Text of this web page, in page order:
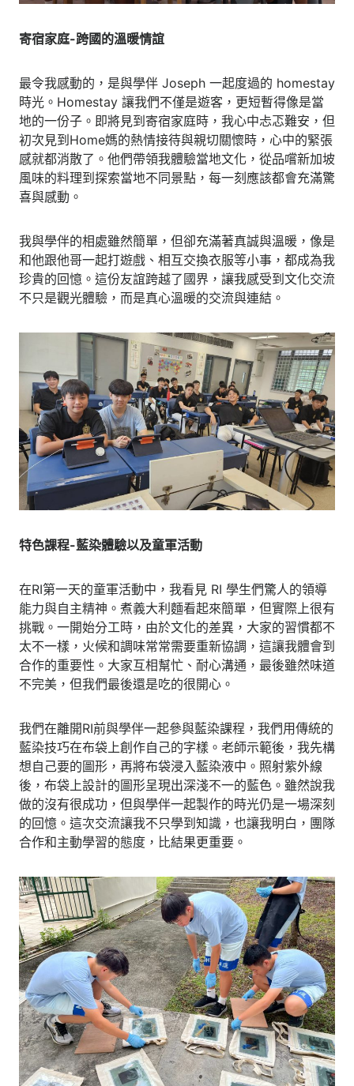
寄宿家庭-跨國的溫暖情誼
最令我感動的，是與學伴 Joseph 一起度過的 homestay
時光。Homestay 讓我們不僅是遊客，更短暫得像是當
地的一份子。即將見到寄宿家庭時，我心中忐忑難安，但
初次見到Home媽的熱情接待與親切關懷時，心中的緊張
感就都消散了。他們帶領我體驗當地文化，從品嚐新加坡
風味的料理到探索當地不同景點，每一刻應該都會充滿驚
喜與感動。
我與學伴的相處雖然簡單，但卻充滿著真誠與溫暖，像是
和他跟他哥一起打遊戲、相互交換衣服等小事，都成為我
珍貴的回憶。這份友誼跨越了國界，讓我感受到文化交流
不只是觀光體驗，而是真心溫暖的交流與連結。
特色課程-藍染體驗以及童軍活動
在RI第一天的童軍活動中，我看見 RI 學生們驚人的領導
能力與自主精神。煮義大利麵看起來簡單，但實際上很有
挑戰。一開始分工時，由於文化的差異，大家的習慣都不
太不一樣，火候和調味常常需要重新協調，這讓我體會到
合作的重要性。大家互相幫忙、耐心溝通，最後雖然味道
不完美，但我們最後還是吃的很開心。
我們在離開RI前與學伴一起參與藍染課程，我們用傳統的
藍染技巧在布袋上創作自己的字樣。老師示範後，我先構
想自己要的圖形，再將布袋浸入藍染液中。照射紫外線
後，布袋上設計的圖形呈現出深淺不一的藍色。雖然說我
做的沒有很成功，但與學伴一起製作的時光仍是一場深刻
的回憶。這次交流讓我不只學到知識，也讓我明白，團隊
合作和主動學習的態度，比結果更重要。